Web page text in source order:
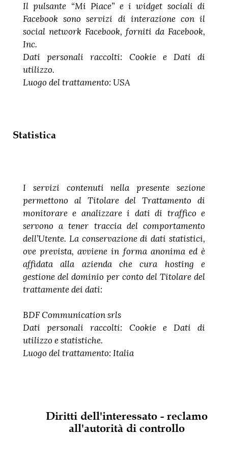
Il pulsante “Mi Piace” e i widget sociali di
Facebook sono servizi di interazione con il
social network Facebook, forniti da Facebook,
Inc.
Dati personali raccolti: Cookie e Dati di
utilizzo.
Luogo del trattamento: USA
Statistica
I servizi contenuti nella presente sezione
permettono al Titolare del Trattamento di
monitorare e analizzare i dati di traffico e
servono a tener traccia del comportamento
dell’Utente. La conservazione di dati statistici,
ove prevista, avviene in forma anonima ed è
affidata alla azienda che cura hosting e
gestione del dominio per conto del Titolare del
trattamente dei dati:
BDF Communication srls
Dati personali raccolti: Cookie e Dati di
utilizzo e statistiche.
Luogo del trattamento: Italia
Diritti dell'interessato - reclamo
all'autorità di controllo